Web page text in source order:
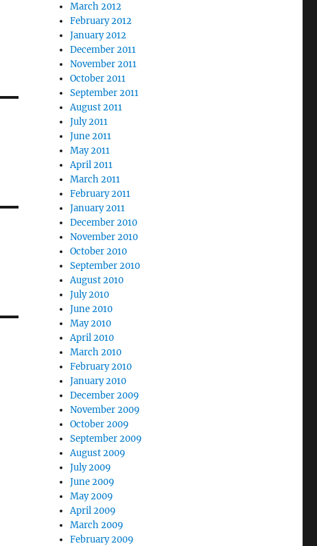
March 2012
February 2012
January 2012
December 2011
November 2011
October 2011
September 2011
August 2011
July 2011
June 2011
May 2011
April 2011
March 2011
February 2011
January 2011
December 2010
November 2010
October 2010
September 2010
August 2010
July 2010
June 2010
May 2010
April 2010
March 2010
February 2010
January 2010
December 2009
November 2009
October 2009
September 2009
August 2009
July 2009
June 2009
May 2009
April 2009
March 2009
February 2009